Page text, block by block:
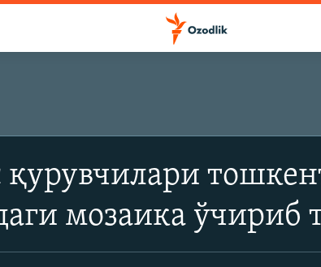
Apple подкастлар
қурувчилари
мозаика ўчириб